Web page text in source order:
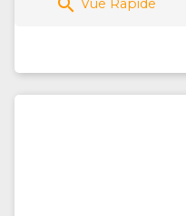
